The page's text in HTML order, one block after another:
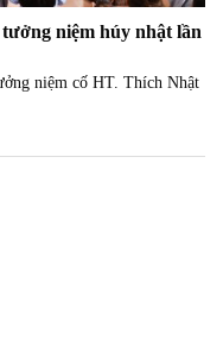
niệm húy nhật lần
niệm cố HT. Thích Nhật